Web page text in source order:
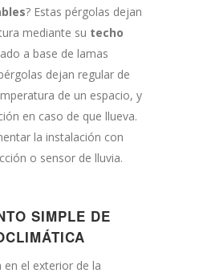
? Estas pérgolas dejan
mediante su techo
a base de lamas
dejan regular de
de un espacio, y
en caso de que llueva.
la instalación con
o sensor de lluvia.
SIMPLE DE
en el exterior de la